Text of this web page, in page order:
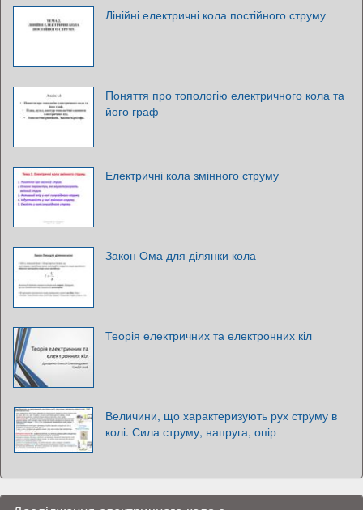
Лінійні електричні кола постійного струму
Поняття про топологію електричного кола та
його граф
Електричні кола змінного струму
Закон Ома для ділянки кола
Теорія електричних та електронних кіл
Величини, що характеризують рух струму в
колі. Сила струму, напруга, опір